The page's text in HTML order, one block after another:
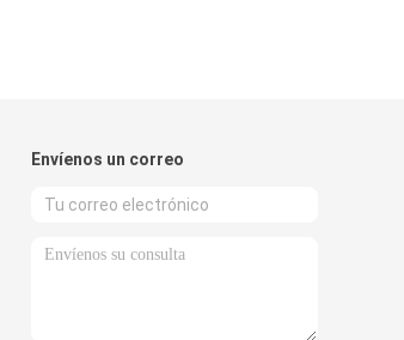
Envíenos un correo